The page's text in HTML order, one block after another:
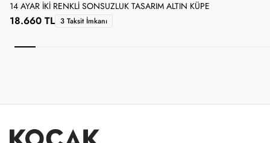
14 AYAR İKI RENKLI SONSUZLUK TASARIM ALTIN KÜPE
18.660 TL 3 Taksit İmkanı